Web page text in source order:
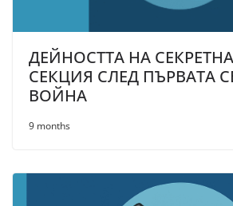
ДЕЙНОСТТА НА
СЕКЦИЯ СЛЕД ПЪРВАТА
ВОЙНА
9 months